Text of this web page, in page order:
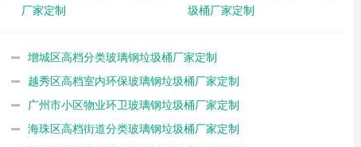
厂家定制
圾桶厂家定制
增城区高档分类玻璃钢垃圾桶厂家定制
越秀区高档室内环保玻璃钢垃圾桶厂家定制
广州市小区物业环卫玻璃钢垃圾桶厂家定制
海珠区高档街道分类玻璃钢垃圾桶厂家定制